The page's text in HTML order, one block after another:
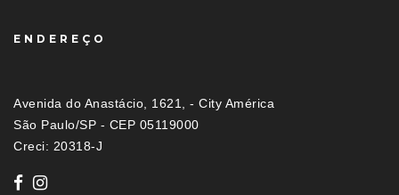
ENDEREÇO
Avenida do Anastácio, 1621, - City América
São Paulo/SP - CEP 05119000
Creci: 20318-J